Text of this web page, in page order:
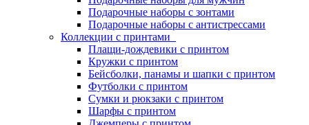
Подарочные наборы с зонтами
Подарочные наборы с антистрессами
Коллекции с принтами
Плащи-дождевики с принтом
Кружки с принтом
Бейсболки, панамы и шапки с принтом
Футболки с принтом
Сумки и рюкзаки с принтом
Шарфы с принтом